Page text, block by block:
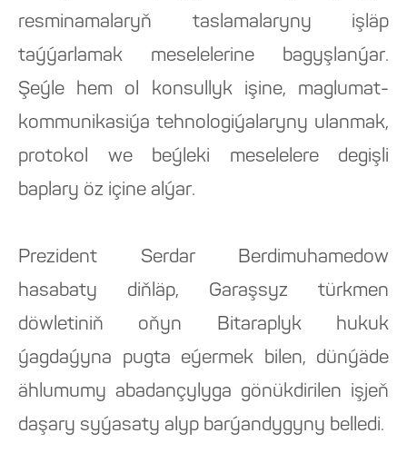
resminamalaryň taslamalaryny işläp
taýýarlamak meselelerine bagyşlanýar.
Şeýle hem ol konsullyk işine, maglumat-
kommunikasiýa tehnologiýalaryny ulanmak,
protokol we beýleki meselelere degişli
baplary öz içine alýar.
Prezident Serdar Berdimuhamedow
hasabaty diňläp, Garaşsyz türkmen
döwletiniň oňyn Bitaraplyk hukuk
ýagdaýyna pugta eýermek bilen, dünýäde
ählumumy abadançylyga gönükdirilen işjeň
daşary syýasaty alyp barýandygyny belledi.